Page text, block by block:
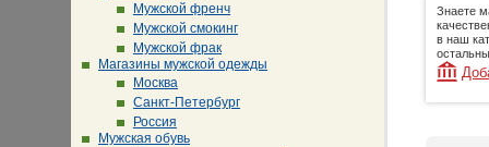
Мужской френч
Мужской смокинг
Мужской фрак
Магазины мужской одежды
Москва
Санкт-Петербург
Россия
Мужская обувь
Знаете
в наш